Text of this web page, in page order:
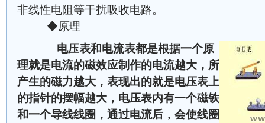
非线性电阻等干扰吸收电路。
◆原理
电压表和电流表都是根据一个原
理就是电流的磁效应制作的电流越大，所
产生的磁力越大，表现出的就是电压表上
的指针的摆幅越大，电压表内有一个磁铁
和一个导线线圈，通过电流后，会使线圈